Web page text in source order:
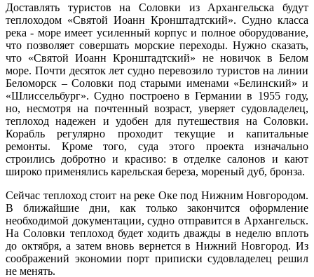
Доставлять туристов на Соловки из Архангельска будут
теплоходом «Святой Иоанн Кронштадтский». Судно класса
река - море имеет усиленный корпус и полное оборудование,
что позволяет совершать морские переходы. Нужно сказать,
что «Святой Иоанн Кронштадтский» не новичок в Белом
море. Почти десяток лет судно перевозило туристов на линии
Беломорск – Соловки под старыми именами «Белинский» и
«Шлиссельбург». Судно построено в Германии в 1955 году,
но, несмотря на почтенный возраст, уверяет судовладелец,
теплоход надежен и удобен для путешествия на Соловки.
Корабль регулярно проходит текущие и капитальные
ремонты. Кроме того, суда этого проекта изначально
строились добротно и красиво: в отделке салонов и кают
широко применялись карельская береза, мореный дуб, бронза.
Сейчас теплоход стоит на реке Оке под Нижним Новгородом.
В ближайшие дни, как только закончится оформление
необходимой документации, судно отправится в Архангельск.
На Соловки теплоход будет ходить дважды в неделю вплоть
до октября, а затем вновь вернется в Нижний Новгород. Из
соображений экономии порт приписки судовладелец решил
не менять.